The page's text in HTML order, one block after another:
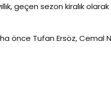
geçen sezon kiralık
Tufan Ersöz, Cemal